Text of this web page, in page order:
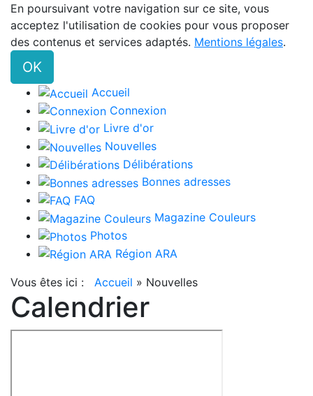
En poursuivant votre navigation sur ce site, vous
acceptez l'utilisation de cookies pour vous proposer
des contenus et services adaptés. Mentions légales.
OK
Accueil
Connexion
Livre d'or
Nouvelles
Délibérations
Bonnes adresses
FAQ
Magazine Couleurs
Photos
Région ARA
Vous êtes ici : Accueil » Nouvelles
Calendrier